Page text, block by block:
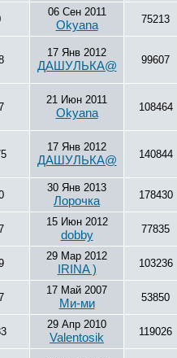
06 Сен 2011
Okyana 75213
17 Янв 2012
ДАШУЛЬКА@ 99607
21 Июн 2011
Okyana 108464
17 Янв 2012
ДАШУЛЬКА@ 140844
30 Янв 2013
Лорочка 178430
15 Июн 2012
dobby 77835
29 Мар 2012
IRINA ) 103236
17 Май 2007
Ми-ми 53850
29 Апр 2010
Valentosik 119026